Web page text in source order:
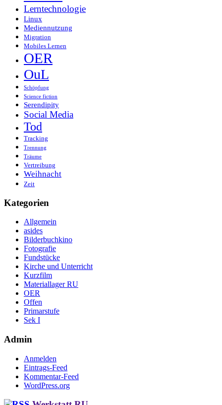
Lerntechnologie
Linux
Mediennutzung
Migration
Mobiles Lernen
OER
OuL
Schöpfung
Science fiction
Serendipity
Social Media
Tod
Tracking
Trennung
Träume
Vertreibung
Weihnacht
Zeit
Kategorien
Allgemein
asides
Bilderbuchkino
Fotografie
Fundstücke
Kirche und Unterricht
Kurzfilm
Materiallager RU
OER
Offen
Primarstufe
Sek I
Admin
Anmelden
Eintrags-Feed
Kommentar-Feed
WordPress.org